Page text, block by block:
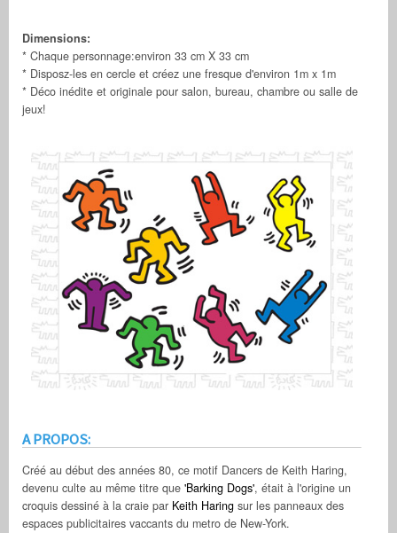
Dimensions:
* Chaque personnage:environ 33 cm X 33 cm
* Disposz-les en cercle et créez une fresque d'environ 1m x 1m
* Déco inédite et originale pour salon, bureau, chambre ou salle de
jeux!
A PROPOS:
Créé au début des années 80, ce motif Dancers de Keith Haring,
devenu culte au même titre que 'Barking Dogs', était à l'origine un
croquis dessiné à la craie par Keith Haring sur les panneaux des
espaces publicitaires vaccants du metro de New-York.